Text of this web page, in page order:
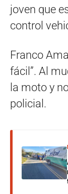
joven que
control
Franco
fácil”. Al
la moto y
policial.